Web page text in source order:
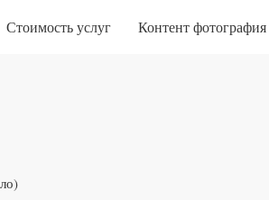
Стоимость услуг Контент фотография